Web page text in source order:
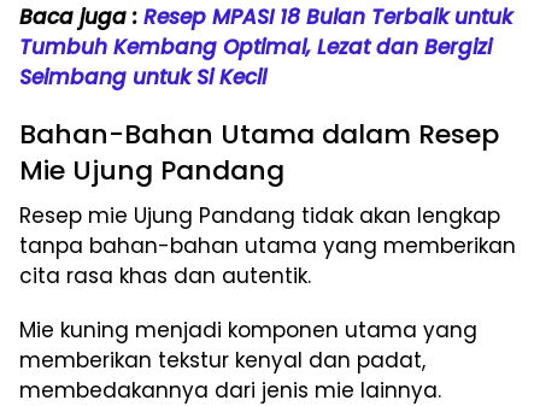
Baca juga : Resep MPASI 18 Bulan Terbaik untuk
Tumbuh Kembang Optimal, Lezat dan Bergizi
Seimbang untuk Si Kecil
Bahan-Bahan Utama dalam Resep
Mie Ujung Pandang
Resep mie Ujung Pandang tidak akan lengkap
tanpa bahan-bahan utama yang memberikan
cita rasa khas dan autentik.
Mie kuning menjadi komponen utama yang
memberikan tekstur kenyal dan padat,
membedakannya dari jenis mie lainnya.